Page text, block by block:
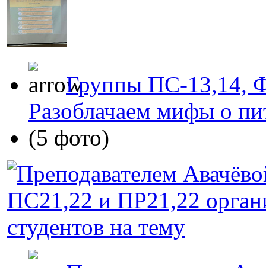
Группы ПС-13,14,
Разоблачаем мифы о
(5 фото)